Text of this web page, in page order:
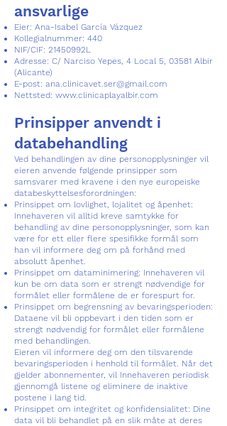
ansvarlige
Eier: Ana-Isabel García Vázquez
Kollegialnummer: 440
NIF/CIF: 21450992L
Adresse: C/ Narciso Yepes, 4 Local 5, 03581 Albir
(Alicante)
E-post: ana.clinicavet.ser@gmail.com
Nettsted: www.clinicaplayalbir.com
Prinsipper anvendt i
databehandling
Ved behandlingen av dine personopplysninger vil
eieren anvende følgende prinsipper som
samsvarer med kravene i den nye europeiske
databeskyttelsesforordningen:
Prinsippet om lovlighet, lojalitet og åpenhet:
Innehaveren vil alltid kreve samtykke for
behandling av dine personopplysninger, som kan
være for ett eller flere spesifikke formål som
han vil informere deg om på forhånd med
absolutt åpenhet.
Prinsippet om dataminimering: Innehaveren vil
kun be om data som er strengt nødvendige for
formålet eller formålene de er forespurt for.
Prinsippet om begrensning av bevaringsperioden:
Dataene vil bli oppbevart i den tiden som er
strengt nødvendig for formålet eller formålene
med behandlingen.
Eieren vil informere deg om den tilsvarende
bevaringsperioden i henhold til formålet. Når det
gjelder abonnementer, vil Innehaveren periodisk
gjennomgå listene og eliminere de inaktive
postene i lang tid.
Prinsippet om integritet og konfidensialitet: Dine
data vil bli behandlet på en slik måte at deres